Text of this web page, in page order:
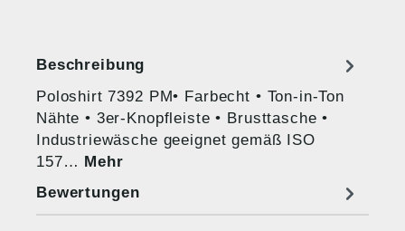
Beschreibung
Poloshirt 7392 PM• Farbecht • Ton-in-Ton
Nähte • 3er-Knopfleiste • Brusttasche •
Industriewäsche geeignet gemäß ISO
157… Mehr
Bewertungen